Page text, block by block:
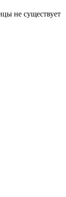
не существует